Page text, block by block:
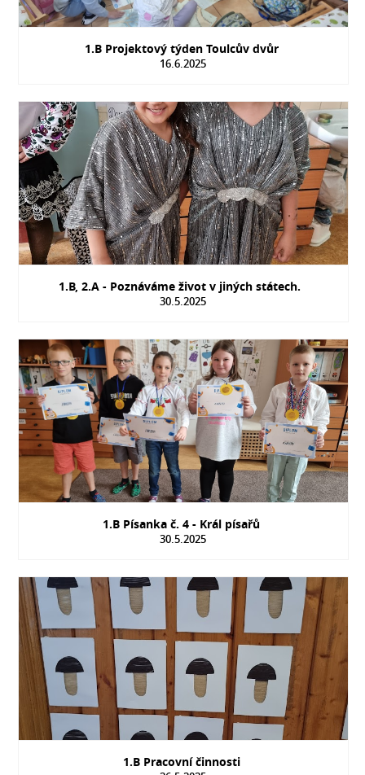
1.B Projektový týden Toulcův dvůr
16.6.2025
1.B, 2.A - Poznáváme život v jiných státech.
30.5.2025
1.B Písanka č. 4 - Král písařů
30.5.2025
1.B Pracovní činnosti